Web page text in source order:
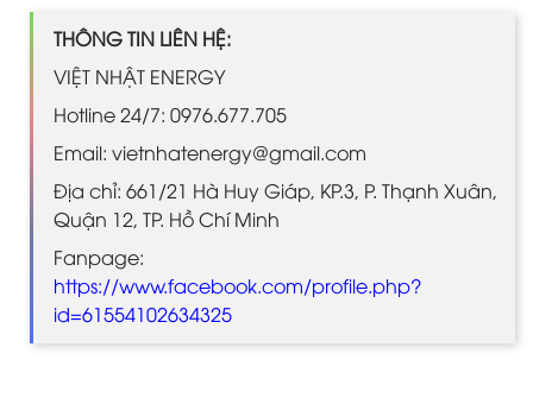
THÔNG TIN LIÊN HỆ:
VIỆT NHẬT ENERGY
Hotline 24/7: 0976.677.705
Email: vietnhatenergy@gmail.com
Địa chỉ: 661/21 Hà Huy Giáp, KP.3, P. Thạnh Xuân,
Quận 12, TP. Hồ Chí Minh
Fanpage:
https://www.facebook.com/profile.php?
id=61554102634325